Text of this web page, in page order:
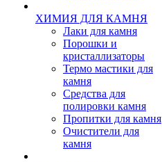
ХИМИЯ ДЛЯ КАМНЯ
Лаки для камня
Порошки и
кристаллизаторы
Термо мастики для
камня
Средства для
полировки камня
Пропитки для камня
Очистители для
камня